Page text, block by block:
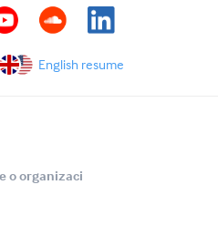
English resume
o organizaci